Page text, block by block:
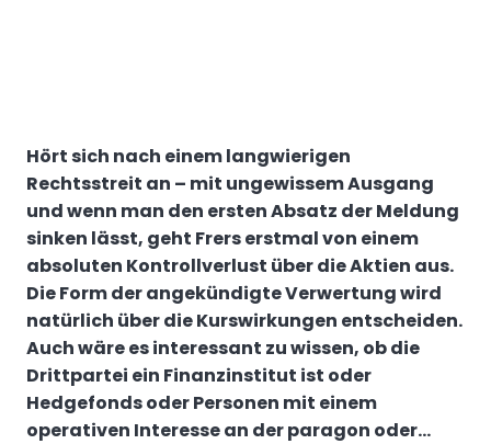
Hört sich nach einem langwierigen
Rechtsstreit an – mit ungewissem Ausgang
und wenn man den ersten Absatz der Meldung
sinken lässt, geht Frers erstmal von einem
absoluten Kontrollverlust über die Aktien aus.
Die Form der angekündigte Verwertung wird
natürlich über die Kurswirkungen entscheiden.
Auch wäre es interessant zu wissen, ob die
Drittpartei ein Finanzinstitut ist oder
Hedgefonds oder Personen mit einem
operativen Interesse an der paragon oder…